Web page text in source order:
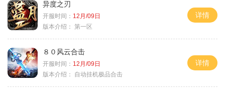
异度之刃
开服时间： 12月/09日
版本介绍： 第一区
详情
８０风云合击
开服时间： 12月/09日
版本介绍：
自动挂机极品合击
详情